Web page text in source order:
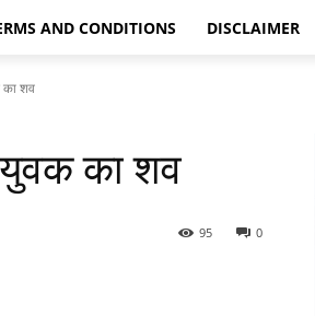
AND CONDITIONS DISCLAIMER
का शव
युवक का शव
0
95